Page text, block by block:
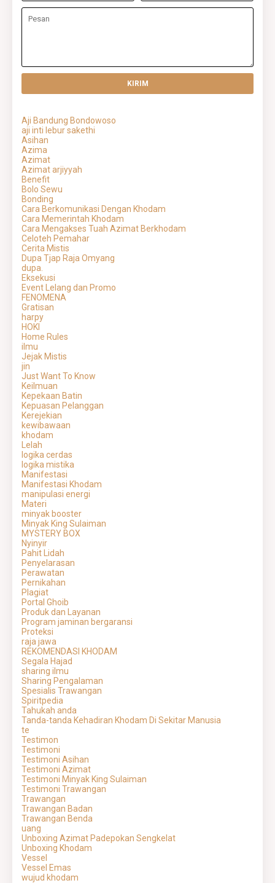
Aji Bandung Bondowoso
aji inti lebur sakethi
Asihan
Azima
Azimat
Azimat arjiyyah
Benefit
Bolo Sewu
Bonding
Cara Berkomunikasi Dengan Khodam
Cara Memerintah Khodam
Cara Mengakses Tuah Azimat Berkhodam
Celoteh Pemahar
Cerita Mistis
Dupa Tjap Raja Omyang
dupa.
Eksekusi
Event Lelang dan Promo
FENOMENA
Gratisan
harpy
HOKI
Home Rules
ilmu
Jejak Mistis
jin
Just Want To Know
Keilmuan
Kepekaan Batin
Kepuasan Pelanggan
Kerejekian
kewibawaan
khodam
Lelah
logika cerdas
logika mistika
Manifestasi
Manifestasi Khodam
manipulasi energi
Materi
minyak booster
Minyak King Sulaiman
MYSTERY BOX
Nyinyir
Pahit Lidah
Penyelarasan
Perawatan
Pernikahan
Plagiat
Portal Ghoib
Produk dan Layanan
Program jaminan bergaransi
Proteksi
raja jawa
REKOMENDASI KHODAM
Segala Hajad
sharing ilmu
Sharing Pengalaman
Spesialis Trawangan
Spiritpedia
Tahukah anda
Tanda-tanda Kehadiran Khodam Di Sekitar Manusia
te
Testimon
Testimoni
Testimoni Asihan
Testimoni Azimat
Testimoni Minyak King Sulaiman
Testimoni Trawangan
Trawangan
Trawangan Badan
Trawangan Benda
uang
Unboxing Azimat Padepokan Sengkelat
Unboxing Khodam
Vessel
Vessel Emas
wujud khodam